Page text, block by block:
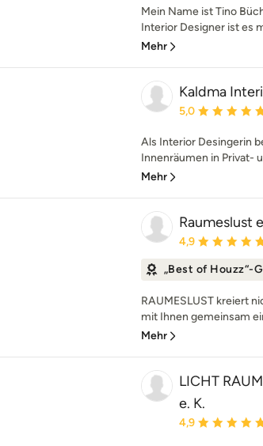
Mein Name ist Tino
Interior Designer ist es
Mehr
Kaldma
5,0
Als Interior Desingerin
Innenräumen in Privat-
Mehr
Raumeslust
4,9
„Best of Houzz“-
RAUMESLUST kreiert
mit Ihnen gemeinsam
Mehr
LICHT
e. K.
4,9